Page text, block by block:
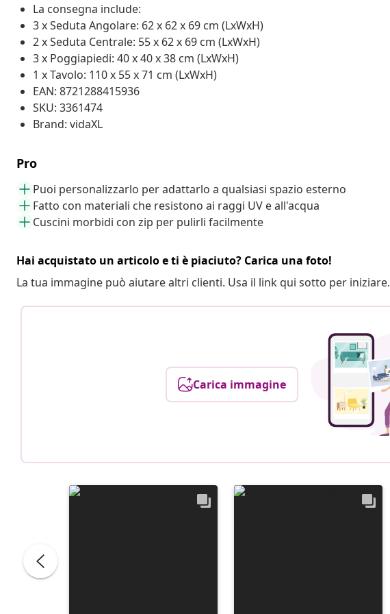
La consegna include:
3 x Seduta Angolare: 62 x 62 x 69 cm (LxWxH)
2 x Seduta Centrale: 55 x 62 x 69 cm (LxWxH)
3 x Poggiapiedi: 40 x 40 x 38 cm (LxWxH)
1 x Tavolo: 110 x 55 x 71 cm (LxWxH)
EAN: 8721288415936
SKU: 3361474
Brand: vidaXL
Pro
Puoi personalizzarlo per adattarlo a qualsiasi spazio esterno
Fatto con materiali che resistono ai raggi UV e all'acqua
Cuscini morbidi con zip per pulirli facilmente
Hai acquistato un articolo e ti è piaciuto? Carica una foto!
La tua immagine può aiutare altri clienti. Usa il link qui sotto per iniziare.
Carica immagine